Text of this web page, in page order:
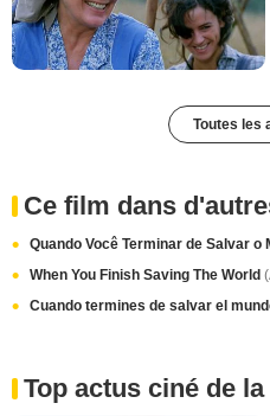
Toutes les
Ce film dans
Quando Você Terminar de Salvar o
When You Finish Saving The World
Cuando termines de salvar el
Top actus ciné de